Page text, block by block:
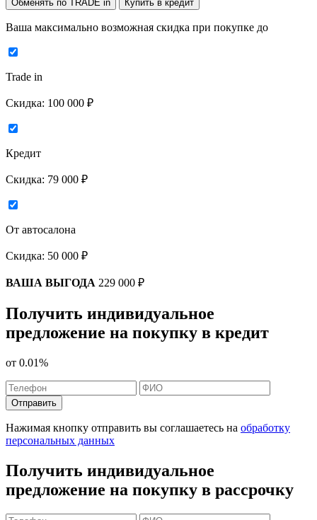
Обменять по TRADE in Купить в кредит
Ваша максимально возможная скидка при покупке до
Trade in
Скидка: 100 000 ₽
Кредит
Скидка: 79 000 ₽
От автосалона
Скидка: 50 000 ₽
ВАША ВЫГОДА 229 000 ₽
Получить индивидуальное
предложение на покупку в кредит
от 0.01%
Отправить
Нажимая кнопку отправить вы соглашаетесь на обработку
персональных данных
Получить индивидуальное
предложение на покупку в рассрочку